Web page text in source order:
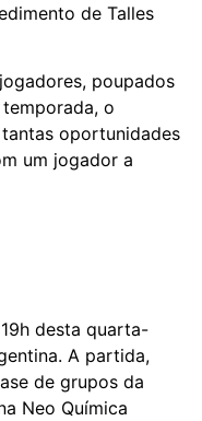
de Talles
poupados
o
oportunidades
um jogador a
desta quarta-
A partida,
de grupos da
Neo Química